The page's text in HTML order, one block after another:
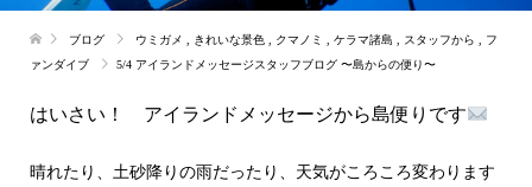
ブログ ウミガメ きれいな景色 クマノミ ケラマ諸島 スタッフから
フ
ァンダイブ
5/4 アイランドメッセージスタッフブログ 〜島からの便り〜
はいさい！ アイランドメッセージから島便りです
晴れたり、土砂降りの雨だったり、 天気がころころ変わります